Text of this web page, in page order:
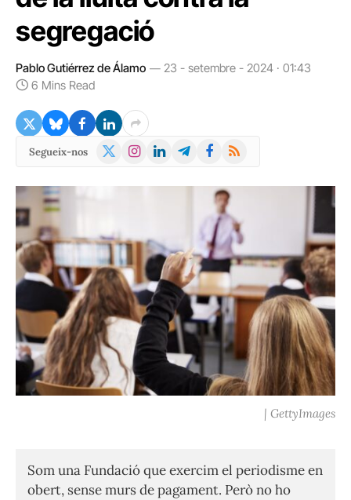
segregació
Pablo Gutiérrez de Álamo
23 - setembre - 2024 · 01:43
6 Mins Read
Segueix-nos
X
Instagram
LinkedInTelegramFacebook
RSS
| GettyImages
Som una Fundació que exercim el periodisme en
obert, sense murs de pagament. Però no ho